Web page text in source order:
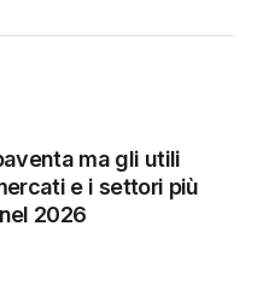
ma gli utili
e i settori più
2026